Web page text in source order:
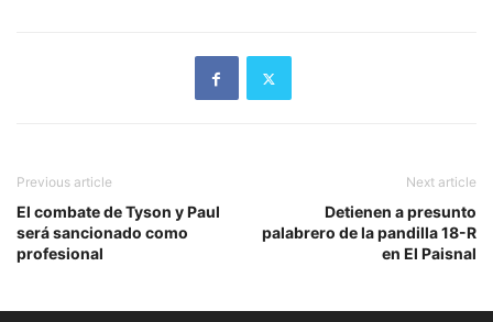
Previous article
El combate de Tyson y Paul
será sancionado como
profesional
Next article
Detienen a presunto
palabrero de la pandilla 18-R
en El Paisnal